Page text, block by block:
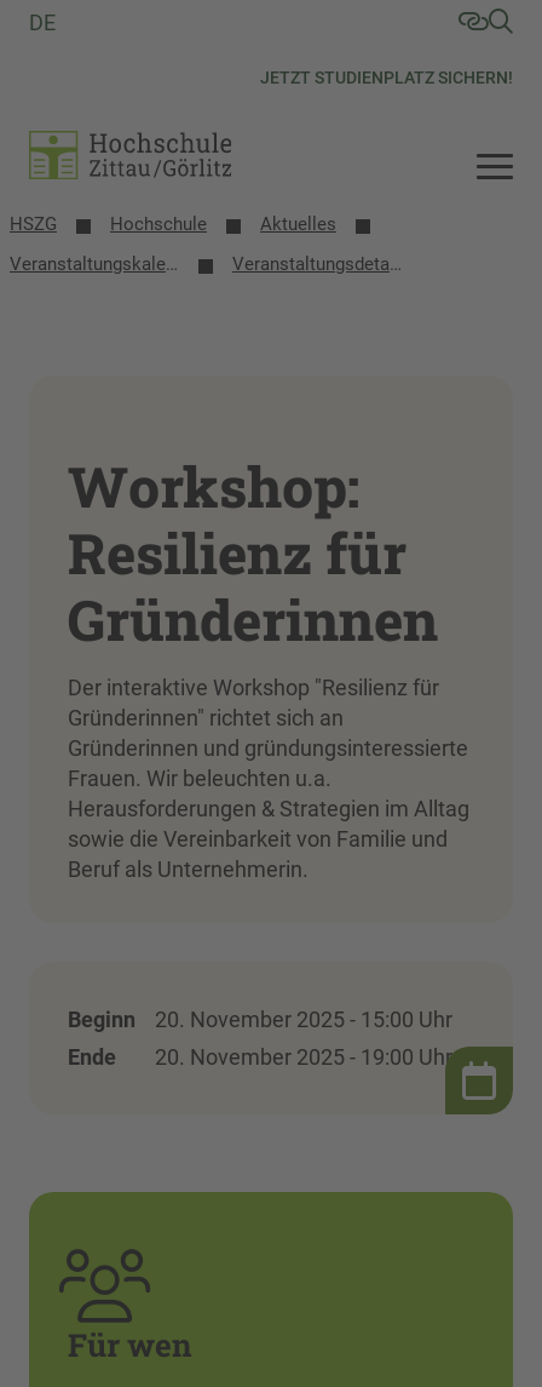
JETZT STUDIENPLATZ SICHERN!
DE
HSZG Hochschule
Aktuelles
Veranstaltungs­kalender
Veranstaltungsdetails
Workshop:
Resilienz für
Gründerinnen
Der interaktive Workshop "Resilienz für
Gründerinnen" richtet sich an
Gründerinnen und gründungsinteressierte
Frauen. Wir beleuchten u.a.
Herausforderungen & Strategien im Alltag
sowie die Vereinbarkeit von Familie und
Beruf als Unternehmerin.
Beginn
20. November 2025 - 15:00 Uhr
Ende
20. November 2025 - 19:00 Uhr
Für wen